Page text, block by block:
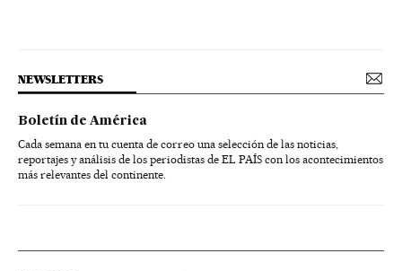
NEWSLETTERS
Boletín de América
Cada semana en tu cuenta de correo una selección de las noticias,
reportajes y análisis de los periodistas de EL PAÍS con los acontecimientos
más relevantes del continente.